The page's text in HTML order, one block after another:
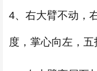
4、右大臂不动，
度，掌心向左，五